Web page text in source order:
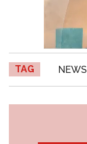
TAG NEWS